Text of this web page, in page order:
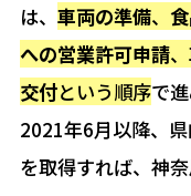
は、車両の準備、
への営業許可申請、
交付という順序で進
2021年6月以降、
を取得すれば、神